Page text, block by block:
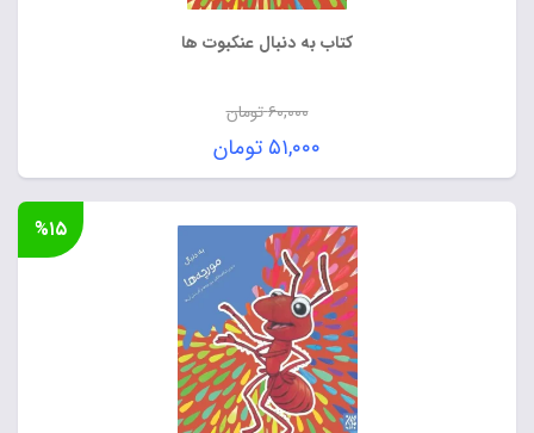
کتاب به دنبال عنکبوت ها
۶۰,۰۰۰تومان
قیمت
اصلی:
۶۰,۰۰۰ تومان
بود.
۵۱,۰۰۰ تومان
قیمت
فعلی:
۵۱,۰۰۰ تومان.
%۱۵